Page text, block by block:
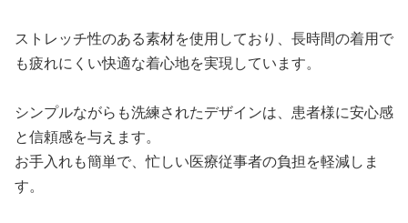
ストレッチ性のある素材を使用しており、長時間の着用で
も疲れにくい快適な着心地を実現しています。
シンプルながらも洗練されたデザインは、患者様に安心感
と信頼感を与えます。
お手入れも簡単で、忙しい医療従事者の負担を軽減しま
す。